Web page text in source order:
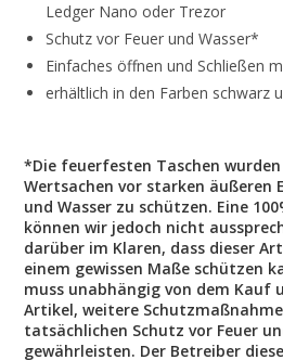
Ledger Nano oder Trezor
Schutz vor Feuer und Wasser*
Einfaches öffnen und Schließen
erhältlich in den Farben schwarz
*Die feuerfesten Taschen
Wertsachen vor starken äußeren
und Wasser zu schützen. Eine
können wir jedoch nicht
darüber im Klaren, dass dieser
einem gewissen Maße schützen
muss unabhängig von dem Kauf
Artikel, weitere
tatsächlichen Schutz vor Feuer
gewährleisten. Der Betreiber